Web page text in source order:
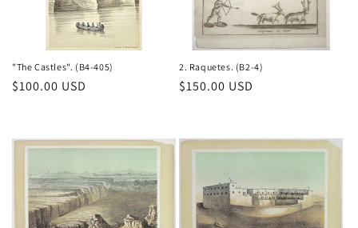
n
:
"The Castles". (B4-405)
Prix
$100.00 USD
2. Raquetes. (B2-4)
Prix
$150.00 USD